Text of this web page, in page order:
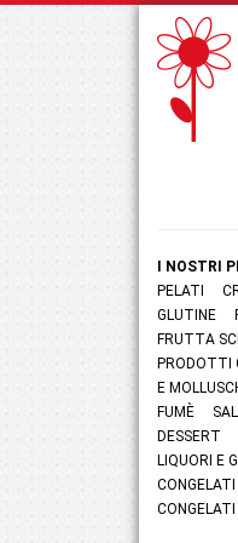
I NOSTRI
PELATI
GLUTINE
FRUTTA
PRODOTTI
E
FUMÈ
DESSERT
LIQUORI E
CONGELATI
CONGELATI